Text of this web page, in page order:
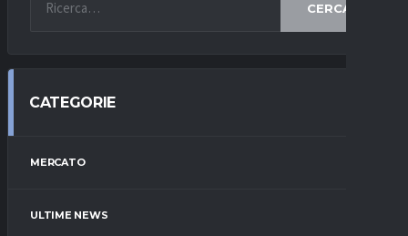
CERCA
CATEGORIE
MERCATO
ULTIME NEWS